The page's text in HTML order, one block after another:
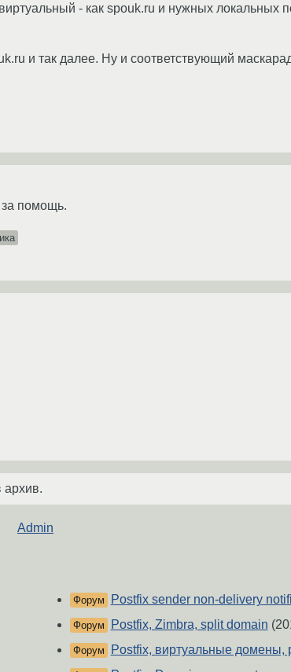
- как spouk.ru и нужных локальных
и так далее. Ну и соответствующий
за помощь.
архив.
Admin
Форум Postfix sender non-delivery
Форум Postfix, Zimbra, split domain
Форум Postfix, виртуальные домены,